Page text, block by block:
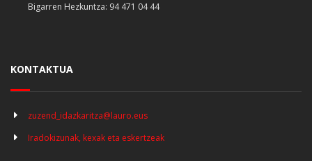
Bigarren Hezkuntza: 94 471 04 44
KONTAKTUA
zuzend_idazkaritza@lauro.eus
Iradokizunak, kexak eta eskertzeak